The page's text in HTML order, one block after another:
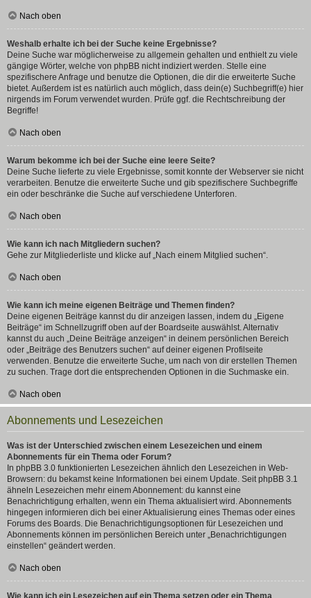
Nach oben
Weshalb erhalte ich bei der Suche keine Ergebnisse?
Deine Suche war möglicherweise zu allgemein gehalten und enthielt zu viele
gängige Wörter, welche von phpBB nicht indiziert werden. Stelle eine
spezifischere Anfrage und benutze die Optionen, die dir die erweiterte Suche
bietet. Außerdem ist es natürlich auch möglich, dass dein(e) Suchbegriff(e) hier
nirgends im Forum verwendet wurden. Prüfe ggf. die Rechtschreibung der
Begriffe!
Nach oben
Warum bekomme ich bei der Suche eine leere Seite?
Deine Suche lieferte zu viele Ergebnisse, somit konnte der Webserver sie nicht
verarbeiten. Benutze die erweiterte Suche und gib spezifischere Suchbegriffe
ein oder beschränke die Suche auf verschiedene Unterforen.
Nach oben
Wie kann ich nach Mitgliedern suchen?
Gehe zur Mitgliederliste und klicke auf „Nach einem Mitglied suchen“.
Nach oben
Wie kann ich meine eigenen Beiträge und Themen finden?
Deine eigenen Beiträge kannst du dir anzeigen lassen, indem du „Eigene
Beiträge“ im Schnellzugriff oben auf der Boardseite auswählst. Alternativ
kannst du auch „Deine Beiträge anzeigen“ in deinem persönlichen Bereich
oder „Beiträge des Benutzers suchen“ auf deiner eigenen Profilseite
verwenden. Benutze die erweiterte Suche, um nach von dir erstellen Themen
zu suchen. Trage dort die entsprechenden Optionen in die Suchmaske ein.
Nach oben
Abonnements und Lesezeichen
Was ist der Unterschied zwischen einem Lesezeichen und einem
Abonnements für ein Thema oder Forum?
In phpBB 3.0 funktionierten Lesezeichen ähnlich den Lesezeichen in Web-
Browsern: du bekamst keine Informationen bei einem Update. Seit phpBB 3.1
ähneln Lesezeichen mehr einem Abonnement: du kannst eine
Benachrichtigung erhalten, wenn ein Thema aktualisiert wird. Abonnements
hingegen informieren dich bei einer Aktualisierung eines Themas oder eines
Forums des Boards. Die Benachrichtigungsoptionen für Lesezeichen und
Abonnements können im persönlichen Bereich unter „Benachrichtigungen
einstellen“ geändert werden.
Nach oben
Wie kann ich ein Lesezeichen auf ein Thema setzen oder ein Thema